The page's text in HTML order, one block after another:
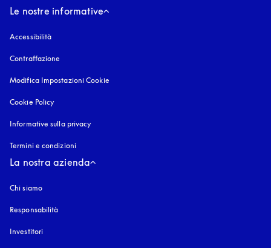
Le nostre informative
Accessibilità
Contraffazione
Modifica Impostazioni Cookie
Cookie Policy
Informative sulla privacy
Termini e condizioni
La nostra azienda
Chi siamo
Responsabilità
Investitori